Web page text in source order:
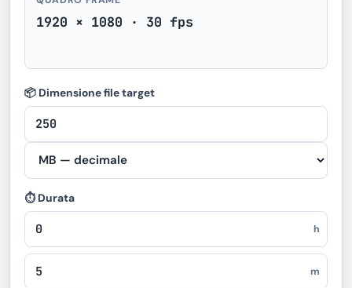
1920 × 1080 · 30 fps
📦 Dimensione file target
⏱ Durata
h
m